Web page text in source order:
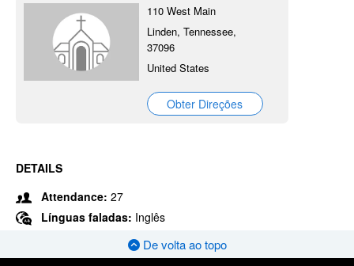
110 West Main
Linden, Tennessee,
37096
United States
Obter Direções
DETAILS
Attendance: 27
Línguas faladas: Inglês
De volta ao topo